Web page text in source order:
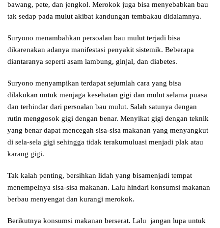
bawang, pete, dan jengkol. Merokok juga bisa menyebabkan bau
tak sedap pada mulut akibat kandungan tembakau didalamnya.
Suryono menambahkan persoalan bau mulut terjadi bisa
dikarenakan adanya manifestasi penyakit sistemik. Beberapa
diantaranya seperti asam lambung, ginjal, dan diabetes.
Suryono menyampikan terdapat sejumlah cara yang bisa
dilakukan untuk menjaga kesehatan gigi dan mulut selama puasa
dan terhindar dari persoalan bau mulut. Salah satunya dengan
rutin menggosok gigi dengan benar. Menyikat gigi dengan teknik
yang benar dapat mencegah sisa-sisa makanan yang menyangkut
di sela-sela gigi sehingga tidak terakumuluasi menjadi plak atau
karang gigi.
Tak kalah penting, bersihkan lidah yang bisamenjadi tempat
menempelnya sisa-sisa makanan. Lalu hindari konsumsi makanan
berbau menyengat dan kurangi merokok.
Berikutnya konsumsi makanan berserat. Lalu jangan lupa untuk